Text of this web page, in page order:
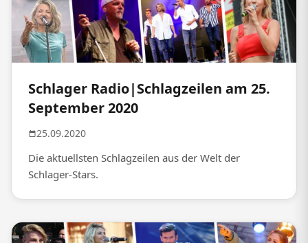
Schlager Radio|Schlagzeilen am 25.
September 2020
25.09.2020
Die aktuellsten Schlagzeilen aus der Welt der
Schlager-Stars.